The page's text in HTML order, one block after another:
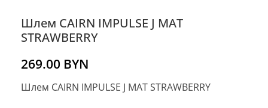
Шлем CAIRN IMPULSE J MAT
STRAWBERRY
269.00 BYN
Шлем CAIRN IMPULSE J MAT STRAWBERRY